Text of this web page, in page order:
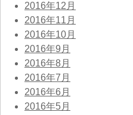
2016年12月
2016年11月
2016年10月
2016年9月
2016年8月
2016年7月
2016年6月
2016年5月